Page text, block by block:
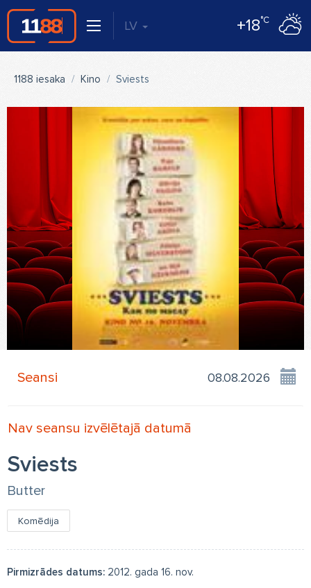
LV +18°C
1188 iesaka Kino Sviests
Seansi
Nav seansu izvēlētajā datumā
Sviests
Butter
Komēdija
Pirmizrādes datums: 2012. gada 16. nov.